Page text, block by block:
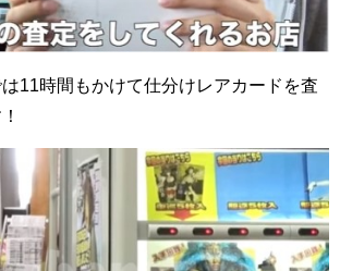
11時間もかけて仕分けレアカードを査